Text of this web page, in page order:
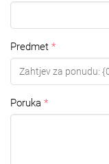
Predmet
Poruka